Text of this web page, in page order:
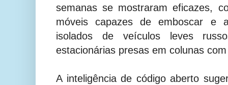
semanas se mostraram eficazes,
móveis capazes de emboscar e
isolados de veículos leves
estacionárias presas em colunas
A inteligência de código aberto